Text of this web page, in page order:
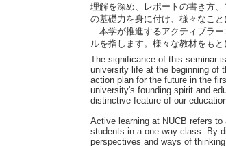
理解を深め、レポートの書き方
の基礎力を身に付け、様々なこ
本学が推進するアクティブラー
ルを指します。様々な教材をも
The significance of this seminar
university life at the beginning of
action plan for the future in the
university's founding spirit and
distinctive feature of our
Active learning at NUCB refers
students in a one-way class. By
perspectives and ways of